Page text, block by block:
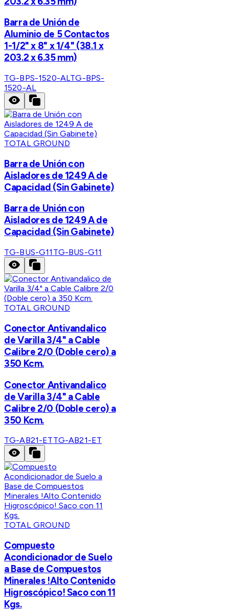
Barra de Unión de
Aluminio de 5 Contactos
1-1/2" x 8" x 1/4" (38.1 x
203.2 x 6.35 mm)
TG-BPS-1520-ALTG-BPS-
1520-AL
TOTAL GROUND
Barra de Unión con
Aisladores de 1249 A de
Capacidad (Sin Gabinete)
Barra de Unión con
Aisladores de 1249 A de
Capacidad (Sin Gabinete)
TG-BUS-G11 TG-BUS-G11
TOTAL GROUND
Conector Antivandalico
de Varilla 3/4" a Cable
Calibre 2/0 (Doble cero) a
350 Kcm.
Conector Antivandalico
de Varilla 3/4" a Cable
Calibre 2/0 (Doble cero) a
350 Kcm.
TG-AB21-ETTG-AB21-ET
TOTAL GROUND
Compuesto
Acondicionador de Suelo
a Base de Compuestos
Minerales !Alto Contenido
Higroscópico! Saco con 11
Kgs.